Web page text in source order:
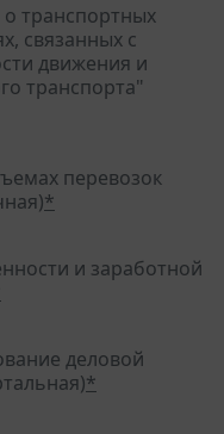
транспортных
связанных с
движения и
транспорта"
перевозок
*
и заработной
деловой
*